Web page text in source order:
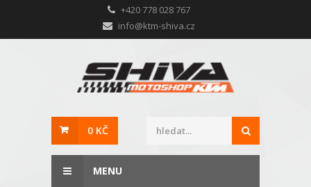
+420 778 028 767
info@ktm-shiva.cz
0 KČ
MENU